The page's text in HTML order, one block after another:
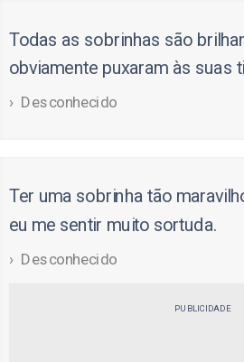
Todas as sobrinhas são
obviamente puxaram às suas
Desconhecido
Ter uma sobrinha tão
eu me sentir muito sortuda.
Desconhecido
PUBLICIDADE